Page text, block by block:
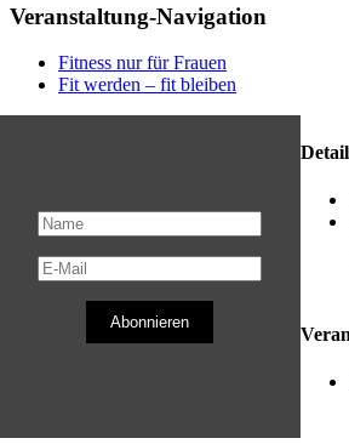
Facebook
X
Reddit
LinkedIn
WhatsApp
Telegram
Tumblr
Pinterest
Vk
Xing
E-
Veranstaltung-Navigation
Fitness nur für Frauen
Fit werden – fit bleiben
Abonnieren